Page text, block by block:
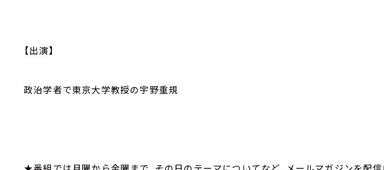
【出演】
政治学者で東京大学教授の宇野重規